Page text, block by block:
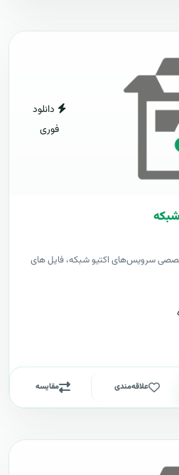
دانلود
فوری
سرویس‌های اکتیو شبکه، فایل های
علاقه‌مندی مقایسه